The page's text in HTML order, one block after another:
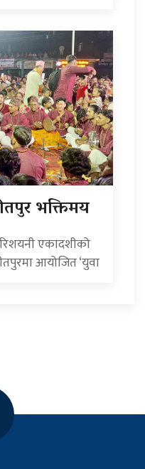
भक्तिमय
एकादशीको
आयोजित ‘युवा